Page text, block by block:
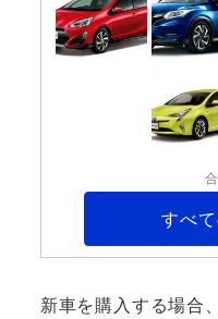
すべ
新車を購入する場合